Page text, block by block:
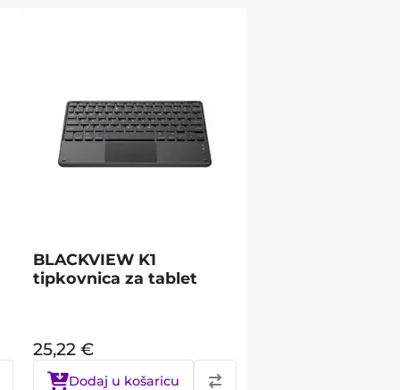
BLACKVIEW K1
tipkovnica za tablet
25,22 €
Dodaj u košaricu